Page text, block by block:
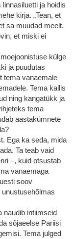
ja hoidis
kirja. „Tean, et
sa muudad meelt.
et miski ei
külge
ja puudutas
tema vanaemale
Tema kallis
ning kangatükk ja
tema
aastakümnete
Ega ka seda, mida
Ta teab vaid
–, kuid otsustab
vanaemaga
soov
unustusehõlmas
naudib intiimseid
sõjaeelse Pariisi
Tema julged